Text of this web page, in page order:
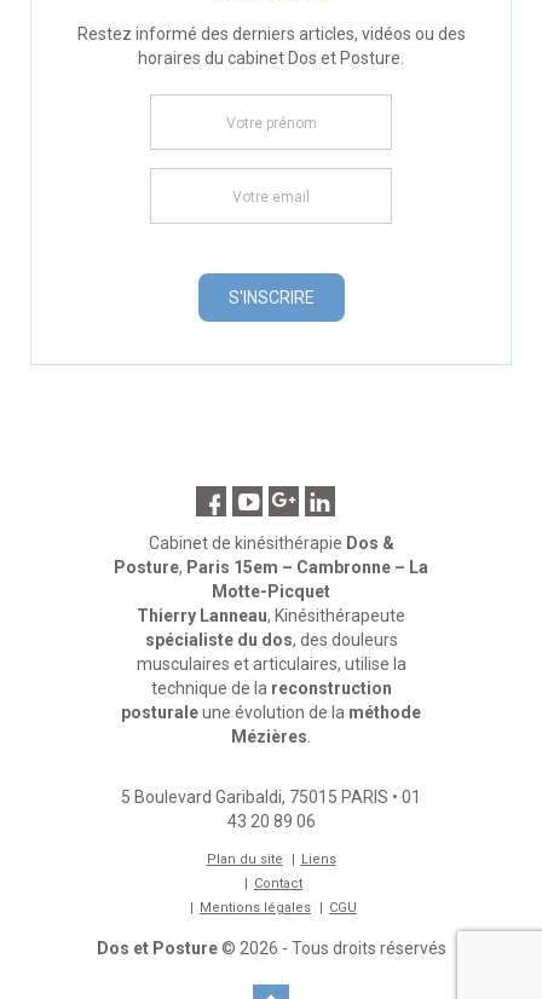
Restez informé des derniers articles, vidéos ou des
horaires du cabinet Dos et Posture.
Cabinet de kinésithérapie Dos &
Posture, Paris 15em – Cambronne – La
Motte-Picquet
Thierry Lanneau, Kinésithérapeute
spécialiste du dos, des douleurs
musculaires et articulaires, utilise la
technique de la reconstruction
posturaleune évolution de la méthode
Mézières
5 Boulevard Garibaldi, 75015 PARIS • 01
43 20 89 06
Plan du site
Liens
Contact
Mentions légales
CGU
Dos et Posture© 2026 - Tous droits réservés